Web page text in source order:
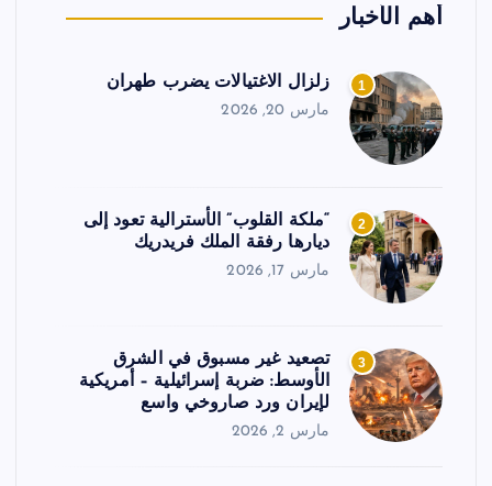
أهم الأخبار
1 زلزال الاغتيالات يضرب طهران
مارس 20, 2026
2
“ملكة القلوب” الأسترالية تعود إلى
ديارها رفقة الملك فريدريك
مارس 17, 2026
3
تصعيد غير مسبوق في الشرق
الأوسط: ضربة إسرائيلية – أمريكية
لإيران ورد صاروخي واسع
مارس 2, 2026